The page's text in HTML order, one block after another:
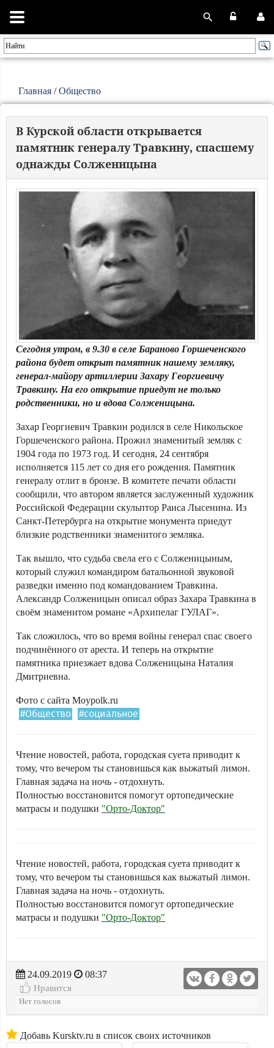
Главная /Общество
В Курской области открывается
памятник генералу Травкину, спасшему
однажды Солженицына
Сегодня утром, в 9.30 в селе Бараново Горшеченского
района будет открыт памятник нашему земляку,
генерал-майору артиллерии Захару Георгиевичу
Травкину. На его открытие приедут не только
родственники, но и вдова Солженицына.
Захар Георгиевич Травкин родился в селе Никольское
Горшеченского района. Прожил знаменитый земляк с
1904 года по 1973 год. И сегодня, 24 сентября
исполняется 115 лет со дня его рождения. Памятник
генералу отлит в бронзе. В комитете печати области
сообщили, что автором является заслуженный художник
Российской Федерации скульптор Раиса Лысенина. Из
Санкт-Петербурга на открытие монумента приедут
близкие родственники знаменитого земляка.
Так вышло, что судьба свела его с Солженицыным,
который служил командиром батальонной звуковой
разведки именно под командованием Травкина.
Александр Солженицын описал образ Захара Травкина в
своём знаменитом романе «Архипелаг ГУЛАГ».
Так сложилось, что во время войны генерал спас своего
подчинённого от ареста. И теперь на открытие
памятника приезжает вдова Солженицына Наталия
Дмитриевна.
Фото с сайта Moypolk.ru
#Общество #социальное
Чтение новостей, работа, городская суета приводит к
тому, что вечером ты становишься как выжатый лимон.
Главная задача на ночь - отдохнуть.
Полностью восстановится помогут ортопедические
матрасы и подушки "Орто-Доктор"
Чтение новостей, работа, городская суета приводит к
тому, что вечером ты становишься как выжатый лимон.
Главная задача на ночь - отдохнуть.
Полностью восстановится помогут ортопедические
матрасы и подушки "Орто-Доктор"
24.09.2019
08:37
Нравится
Нет голосов
Добавь Kursktv.ru в список своих источников